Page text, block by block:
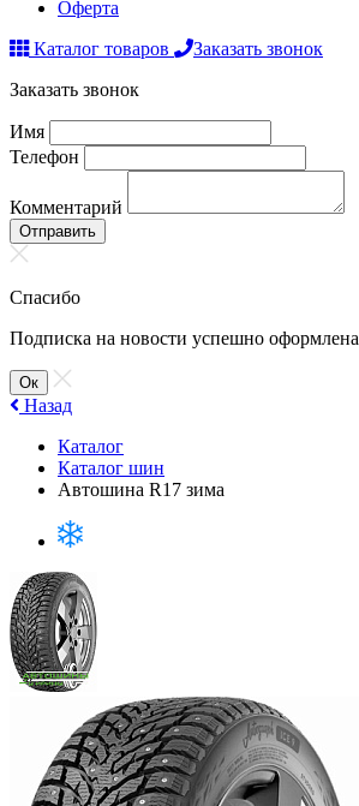
Оферта
Каталог товаров
Заказать звонок
Заказать звонок
Имя
Телефон
Комментарий
Отправить
Спасибо
Подписка на новости успешно оформлена
Ок
Назад
Каталог
Каталог шин
Автошина R17 зима